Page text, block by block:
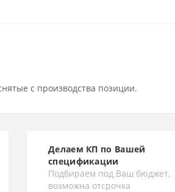
с производства позиции.
Делаем КП по Вашей
спецификации
Подбираем под Ваш бюджет,
возможна отсрочка